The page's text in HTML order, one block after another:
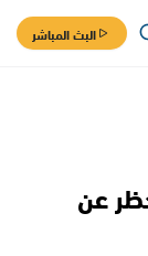
البث المباشر
عن